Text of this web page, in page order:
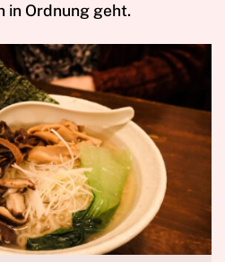
in Ordnung geht.